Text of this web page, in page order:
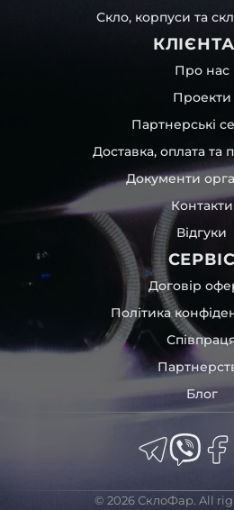
Скло, корпуси та
Про нас
Проекти
Партнерські
Доставка, оплата та
Документи
Контакти
Відгуки
СЕРВІС
Договір
Політика
Блог
© 2026 СклоФар. All